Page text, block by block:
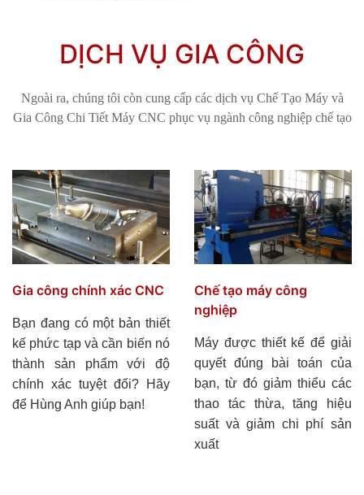
DỊCH VỤ GIA CÔNG
Ngoài ra, chúng tôi còn cung cấp các dịch vụ Chế Tạo Máy và
Gia Công Chi Tiết Máy CNC phục vụ ngành công nghiệp chế tạo
Gia công chính xác CNC
Bạn đang có một bản thiết
kế phức tạp và cần biến nó
thành sản phẩm với độ
chính xác tuyệt đối? Hãy
để Hùng Anh giúp bạn!
Chế tạo máy công
nghiệp
Máy được thiết kế để giải
quyết đúng bài toán của
bạn, từ đó giảm thiểu các
thao tác thừa, tăng hiệu
suất và giảm chi phí sản
xuất